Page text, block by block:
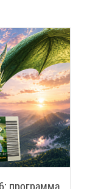
про­грам­ма,